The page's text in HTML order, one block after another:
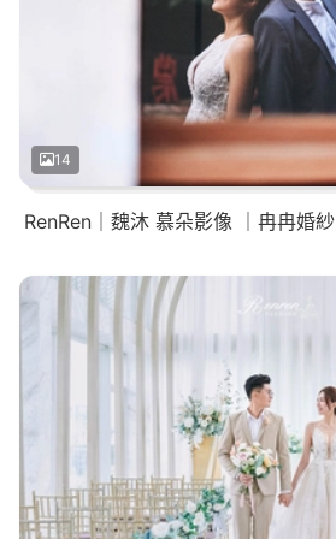
14
RenRen｜魏沐 慕朵影像 ｜冉冉婚紗